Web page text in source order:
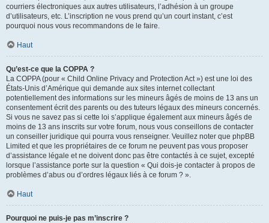
courriers électroniques aux autres utilisateurs, l’adhésion à un groupe
d’utilisateurs, etc. L’inscription ne vous prend qu’un court instant, c’est
pourquoi nous vous recommandons de le faire.
Haut
Qu’est-ce que la COPPA ?
La COPPA (pour « Child Online Privacy and Protection Act ») est une loi des
États-Unis d’Amérique qui demande aux sites internet collectant
potentiellement des informations sur les mineurs âgés de moins de 13 ans un
consentement écrit des parents ou des tuteurs légaux des mineurs concernés.
Si vous ne savez pas si cette loi s’applique également aux mineurs âgés de
moins de 13 ans inscrits sur votre forum, nous vous conseillons de contacter
un conseiller juridique qui pourra vous renseigner. Veuillez noter que phpBB
Limited et que les propriétaires de ce forum ne peuvent pas vous proposer
d’assistance légale et ne doivent donc pas être contactés à ce sujet, excepté
lorsque l’assistance porte sur la question « Qui dois-je contacter à propos de
problèmes d’abus ou d’ordres légaux liés à ce forum ? ».
Haut
Pourquoi ne puis-je pas m’inscrire ?